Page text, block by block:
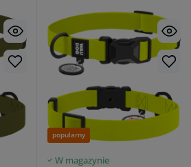
popularny
W magazynie